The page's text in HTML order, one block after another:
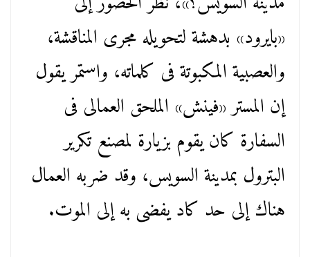
«بايرود» بدهشة لتحويله مجرى المناقشة،
والعصبية المكبوتة فى كلماته، واستمر يقول
إن المستر «فينش» الملحق العمالى فى
السفارة كان يقوم بزيارة لمصنع تكرير
البترول بمدينة السويس، وقد ضربه العمال
هناك إلى حد كاد يفضى به إلى الموت.